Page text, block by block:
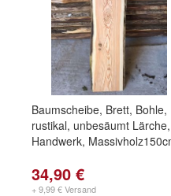
Baumscheibe, Brett, Bohle,
rustikal, unbesäumt Lärche,
Handwerk,
34,90 €
+ 9,99 € Versand